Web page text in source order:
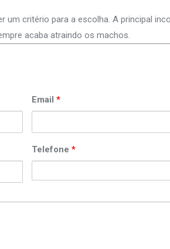
critério para a escolha. A principal
acaba atraindo os machos.
Email *
Telefone *